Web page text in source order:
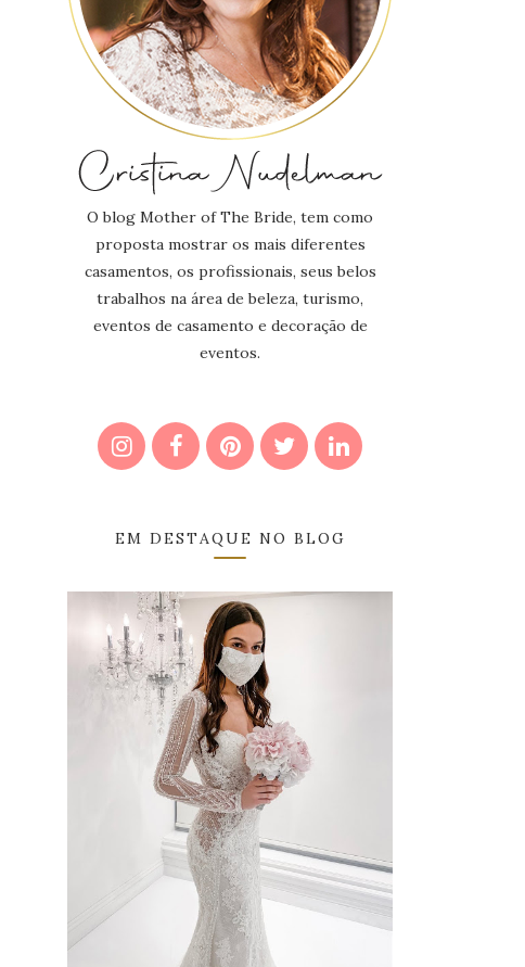
O blog Mother of The Bride, tem como
proposta mostrar os mais diferentes
casamentos, os profissionais, seus belos
trabalhos na área de beleza, turismo,
eventos de casamento e decoração de
eventos.
EM DESTAQUE NO BLOG